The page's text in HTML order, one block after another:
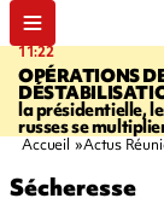
11:22
OPÉRATIONS
la présidentielle,
russes se
Accueil Actus
Sécheresse